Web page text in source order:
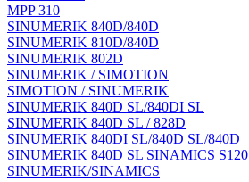
MPP 310
SINUMERIK 840D/840D
SINUMERIK 810D/840D
SINUMERIK 802D
SINUMERIK / SIMOTION
SIMOTION / SINUMERIK
SINUMERIK 840D SL/840DI SL
SINUMERIK 840D SL / 828D
SINUMERIK 840DI SL/840D SL/840D
SINUMERIK 840D SL SINAMICS S120
SINUMERIK/SINAMICS